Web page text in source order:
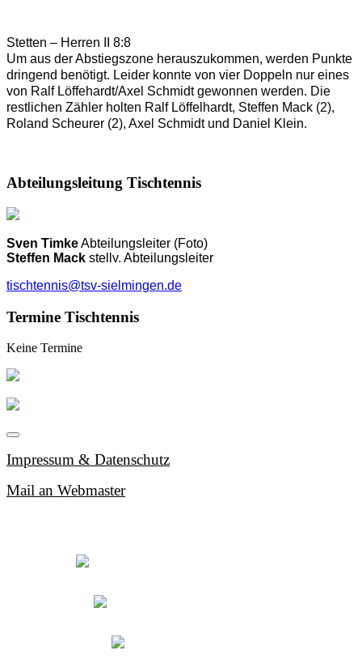
Stetten – Herren II 8:8
Um aus der Abstiegszone herauszukommen, werden Punkte
dringend benötigt. Leider konnte von vier Doppeln nur eines
von Ralf Löffehardt/Axel Schmidt gewonnen werden. Die
restlichen Zähler holten Ralf Löffelhardt, Steffen Mack (2),
Roland Scheurer (2), Axel Schmidt und Daniel Klein.
Abteilungsleitung Tischtennis
Sven TimkeAbteilungsleiter (Foto)
Steffen Mack stellv. Abteilungsleiter
tischtennis@tsv-sielmingen.de
Termine Tischtennis
Keine Termine
Impressum & Datenschutz
Mail an Webmaster